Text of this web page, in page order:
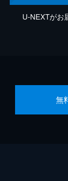
U-NEXTがお
無